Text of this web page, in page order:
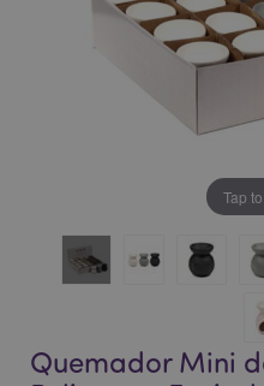
Tap
Quemador Mini